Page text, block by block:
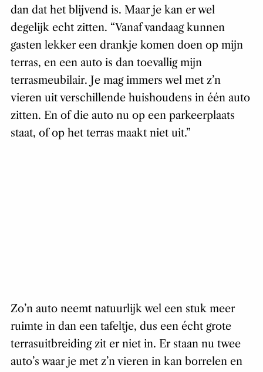
dan dat het blijvend is. Maar je kan er wel
degelijk echt zitten. “Vanaf vandaag kunnen
gasten lekker een drankje komen doen op mijn
terras, en een auto is dan toevallig mijn
terrasmeubilair. Je mag immers wel met z’n
vieren uit verschillende huishoudens in één auto
zitten. En of die auto nu op een parkeerplaats
staat, of op het terras maakt niet uit.”
Zo’n auto neemt natuurlijk wel een stuk meer
ruimte in dan een tafeltje, dus een écht grote
terrasuitbreiding zit er niet in. Er staan nu twee
auto’s waar je met z’n vieren in kan borrelen en